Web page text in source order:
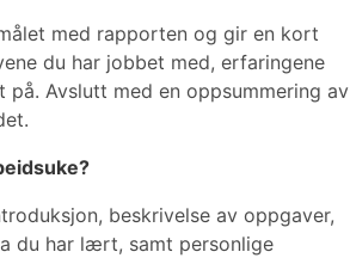
med rapporten og gir en kort
du har jobbet med, erfaringene
Avslutt med en oppsummering av
beskrivelse av oppgaver,
du har lært, samt personlige